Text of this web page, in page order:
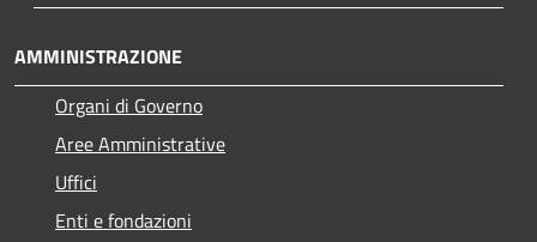
AMMINISTRAZIONE
Organi di Governo
Aree Amministrative
Uffici
Enti e fondazioni